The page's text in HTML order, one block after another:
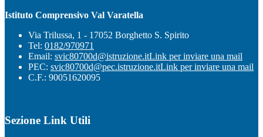
Istituto Comprensivo Val Varatella
Via Trilussa, 1 - 17052 Borghetto S. Spirito
Tel: 0182/970971
Email: svic80700d@istruzione.itLink per inviare una mail
PEC: svic80700d@pec.istruzione.itLink per inviare una mail
C.F.: 90051620095
Sezione Link Utili